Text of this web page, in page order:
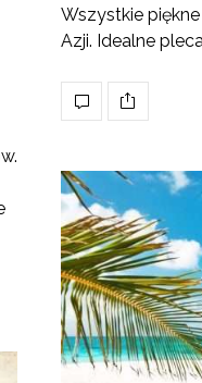
Wszystkie
Azji. Idealne